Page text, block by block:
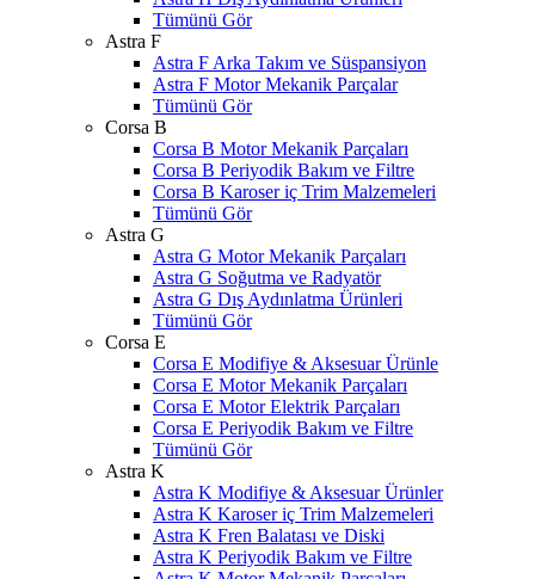
Tümünü Gör
Astra F
Astra F Arka Takım ve Süspansiyon
Astra F Motor Mekanik Parçalar
Tümünü Gör
Corsa B
Corsa B Motor Mekanik Parçaları
Corsa B Periyodik Bakım ve Filtre
Corsa B Karoser iç Trim Malzemeleri
Tümünü Gör
Astra G
Astra G Motor Mekanik Parçaları
Astra G Soğutma ve Radyatör
Astra G Dış Aydınlatma Ürünleri
Tümünü Gör
Corsa E
Corsa E Modifiye & Aksesuar Ürünle
Corsa E Motor Mekanik Parçaları
Corsa E Motor Elektrik Parçaları
Corsa E Periyodik Bakım ve Filtre
Tümünü Gör
Astra K
Astra K Modifiye & Aksesuar Ürünler
Astra K Karoser iç Trim Malzemeleri
Astra K Fren Balatası ve Diski
Astra K Periyodik Bakım ve Filtre